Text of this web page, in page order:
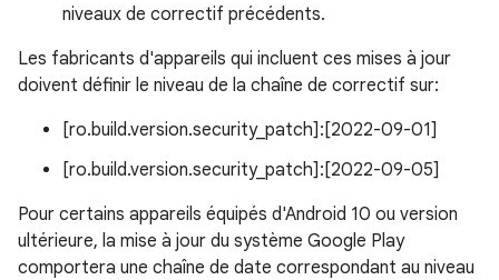
niveaux de correctif précédents.
Les fabricants d'appareils qui incluent ces mises à jour
doivent définir le niveau de la chaîne de correctif sur:
[ro.build.version.security_patch]:[2022-09-01]
[ro.build.version.security_patch]:[2022-09-05]
Pour certains appareils équipés d'Android 10 ou version
ultérieure, la mise à jour du système Google Play
comportera une chaîne de date correspondant au niveau